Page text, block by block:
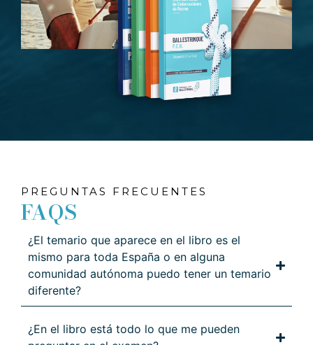
PREGUNTAS FRECUENTES
FAQS
¿El temario que aparece en el libro es el
mismo para toda España o en alguna
comunidad autónoma puedo tener un temario
diferente?
¿En el libro está todo lo que me pueden